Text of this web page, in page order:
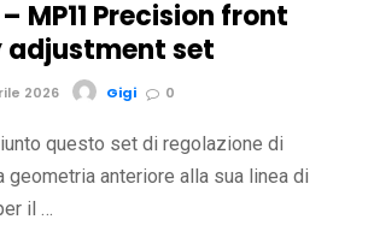
MP11 Precision front
adjustment set
2026 Gigi 0
questo set di regolazione di
geometria anteriore alla sua linea di
il …